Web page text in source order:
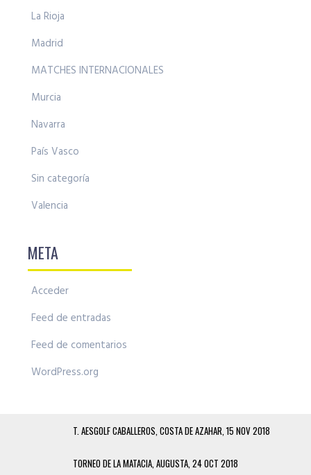
La Rioja
Madrid
MATCHES INTERNACIONALES
Murcia
Navarra
País Vasco
Sin categoría
Valencia
META
Acceder
Feed de entradas
Feed de comentarios
WordPress.org
T. AESGOLF CABALLEROS, COSTA DE AZAHAR, 15 NOV 2018
TORNEO DE LA MATACIA, AUGUSTA, 24 OCT 2018